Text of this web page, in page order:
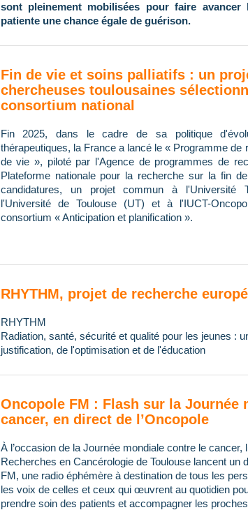
sont pleinement mobilisées pour faire
patiente une chance égale de guérison.
Fin de vie et soins palliatifs : un
chercheuses toulousaines
consortium national
Fin 2025, dans le cadre de sa politique
thérapeutiques, la France a lancé le « Programme de
de vie », piloté par l'Agence de programmes de
Plateforme nationale pour la recherche sur la fin
candidatures, un projet commun à l'Université
l'Université de Toulouse (UT) et à l'IUCT-
consortium « Anticipation et planification ».
RHYTHM, projet de recherche
RHYTHM
Radiation, santé, sécurité et qualité pour les jeunes :
justification, de l'optimisation et de l'éducation
Oncopole FM : Flash sur la Journée
cancer, en direct de l’Oncopole
À l’occasion de la Journée mondiale contre le cancer,
Recherches en Cancérologie de Toulouse lancent un
FM, une radio éphémère à destination de tous les
les voix de celles et ceux qui œuvrent au quotidien
prendre soin des patients et accompagner les